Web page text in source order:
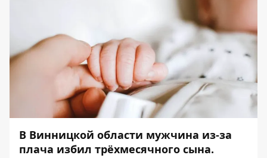
В Винницкой области мужчина из-за
плача избил трёхмесячного сына.